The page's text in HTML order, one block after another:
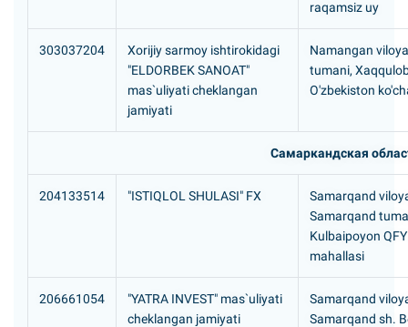
raqamsiz uy
303037204
Xorijiy sarmoy ishtirokidagi
"ELDORBEK SANOAT"
mas`uliyati cheklangan
jamiyati
Namangan
tumani,
O'zbekiston
Самаркандская
204133514 "ISTIQLOL SHULASI" FX
Samarqand
Samarqand
Kulbaipoyon
mahallasi
206661054
"YATRA INVEST" mas`uliyati
cheklangan jamiyati
Samarqand
Samarqand sh.